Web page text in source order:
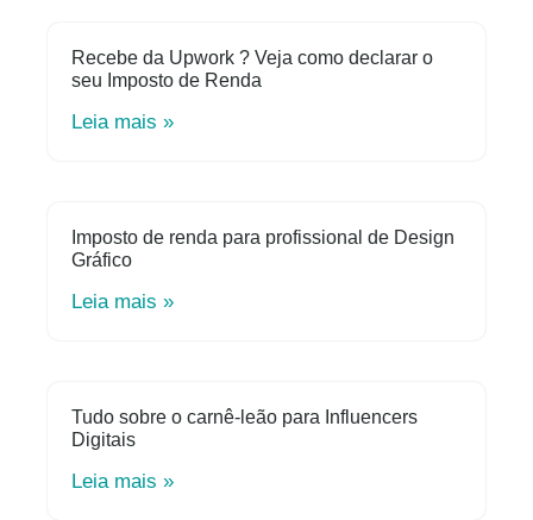
Recebe da Upwork ? Veja como declarar o
seu Imposto de Renda
Leia mais »
Imposto de renda para profissional de Design
Gráfico
Leia mais »
Tudo sobre o carnê-leão para Influencers
Digitais
Leia mais »